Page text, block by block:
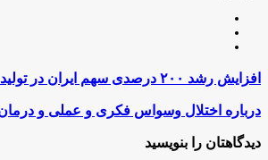
افزایش
رشد
۲۰۰
درصدی
سهم
ایران
افزایش رشد ۲۰۰ درصدی سهم ایران در تولید علم
درباره
وسواس
درباره اختلال وسواس فکری و عملی و درمان
دیدگاهتان را بنویسید